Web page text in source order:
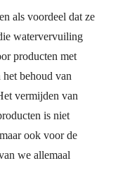
als voordeel dat ze
watervervuiling
producten met
behoud van
vermijden van
is niet
ook voor de
we allemaal